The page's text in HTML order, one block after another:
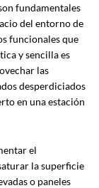
fundamentales
del entorno de
funcionales que
y sencilla es
las
desperdiciados
en una estación
el
la superficie
o paneles